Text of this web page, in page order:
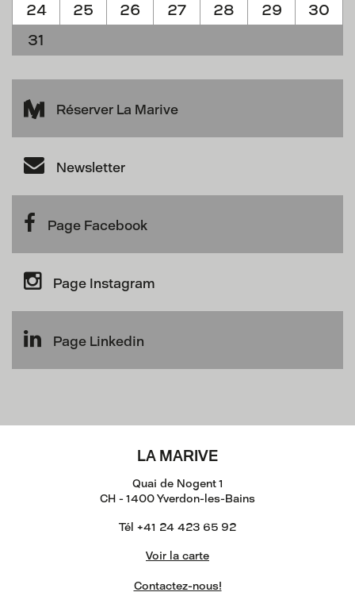
24
25 26 27 28 29
30
31
Réserver La Marive
Newsletter
Page Facebook
Page Instagram
Page Linkedin
LA MARIVE
Quai de Nogent 1
CH - 1400 Yverdon-les-Bains
Tél +41 24 423 65 92
Voir la carte
Contactez-nous!